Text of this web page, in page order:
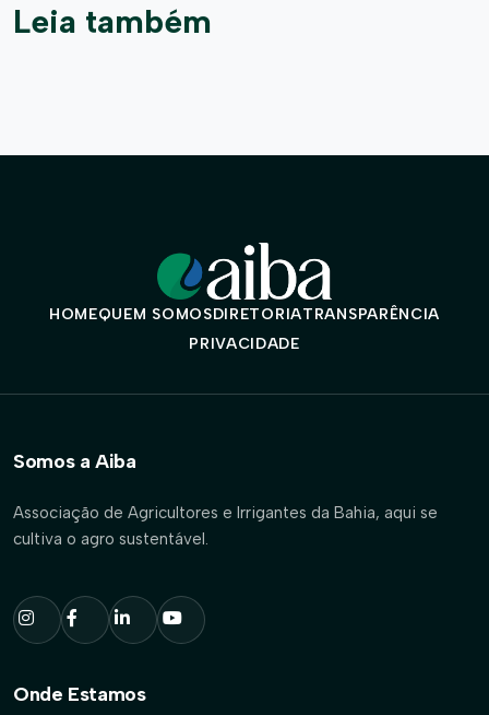
Leia também
HOMEQUEM SOMOSDIRETORIATRANSPARÊNCIA
PRIVACIDADE
Somos a Aiba
Associação de Agricultores e Irrigantes da Bahia, aqui se
cultiva o agro sustentável.
Onde Estamos